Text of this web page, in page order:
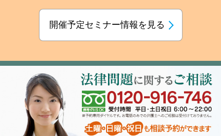
開催予定セミナー情報を見る